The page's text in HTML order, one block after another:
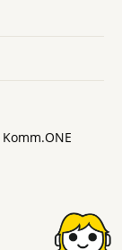
Komm.ONE